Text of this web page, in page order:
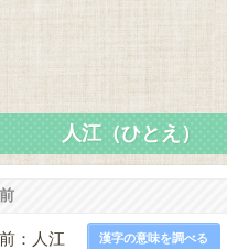
人江（ひとえ）
：人江 漢字の意味を調べる